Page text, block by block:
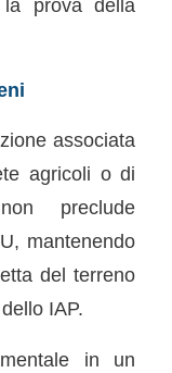
la prova della
associata
agricoli o di
preclude
mantenendo
del terreno
IAP.
in un